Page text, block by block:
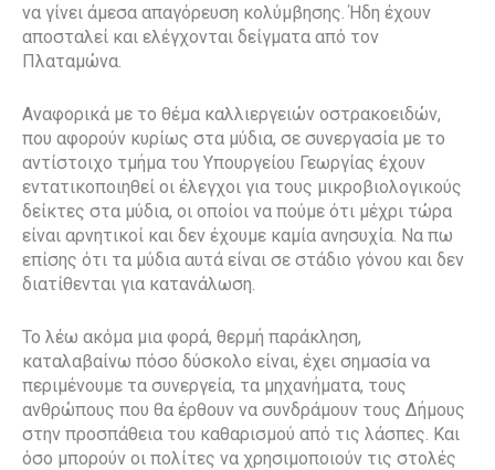
να γίνει άμεσα απαγόρευση κολύμβησης. Ήδη έχουν
αποσταλεί και ελέγχονται δείγματα από τον
Πλαταμώνα.
Αναφορικά με το θέμα καλλιεργειών οστρακοειδών,
που αφορούν κυρίως στα μύδια, σε συνεργασία με το
αντίστοιχο τμήμα του Υπουργείου Γεωργίας έχουν
εντατικοποιηθεί οι έλεγχοι για τους μικροβιολογικούς
δείκτες στα μύδια, οι οποίοι να πούμε ότι μέχρι τώρα
είναι αρνητικοί και δεν έχουμε καμία ανησυχία. Να πω
επίσης ότι τα μύδια αυτά είναι σε στάδιο γόνου και δεν
διατίθενται για κατανάλωση.
Το λέω ακόμα μια φορά, θερμή παράκληση,
καταλαβαίνω πόσο δύσκολο είναι, έχει σημασία να
περιμένουμε τα συνεργεία, τα μηχανήματα, τους
ανθρώπους που θα έρθουν να συνδράμουν τους Δήμους
στην προσπάθεια του καθαρισμού από τις λάσπες. Και
όσο μπορούν οι πολίτες να χρησιμοποιούν τις στολές